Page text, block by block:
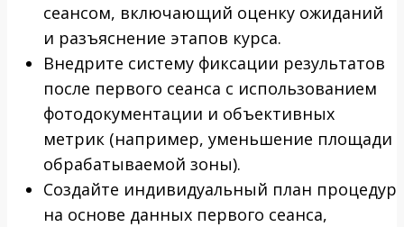
сеансом, включающий оценку ожиданий
и разъяснение этапов курса.
Внедрите систему фиксации результатов
после первого сеанса с использованием
фотодокументации и объективных
метрик (например, уменьшение площади
обрабатываемой зоны).
Создайте индивидуальный план процедур
на основе данных первого сеанса,